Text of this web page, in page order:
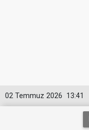
13:41
02 Temmuz 2026